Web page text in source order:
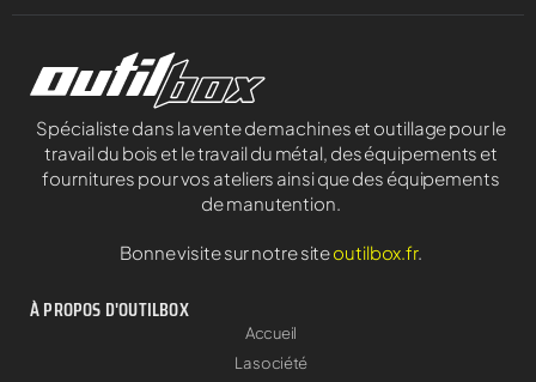
Spécialiste dans la vente de machines et outillage pour le
travail du bois et le travail du métal, des équipements et
fournitures pour vos ateliers ainsi que des équipements
de manutention.
Bonne visite sur notre siteoutilbox.fr.
À PROPOS D'OUTILBOX
Accueil
La société